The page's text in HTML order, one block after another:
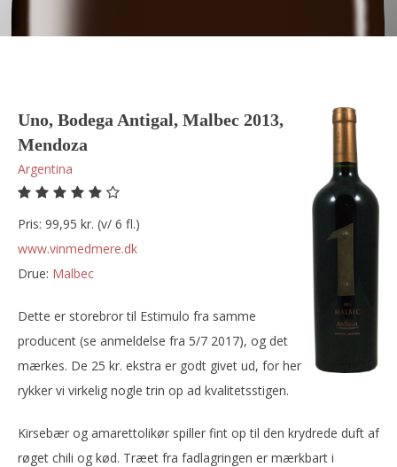
Uno, Bodega Antigal, Malbec 2013,
Mendoza
Argentina
Pris: 99,95 kr. (v/ 6 fl.)
www.vinmedmere.dk
Drue:
malbec
Dette er storebror til Estimulo fra samme
producent (se anmeldelse fra 5/7 2017), og det
mærkes. De 25 kr. ekstra er godt givet ud, for her
rykker vi virkelig nogle trin op ad kvalitetsstigen.
Kirsebær og amarettolikør spiller fint op til den krydrede duft af
røget chili og kød. Træet fra fadlagringen er mærkbart i